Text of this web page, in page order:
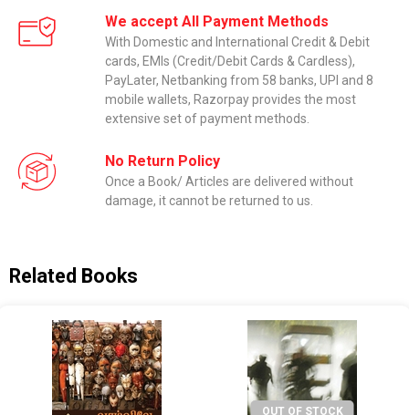
We accept All Payment Methods
With Domestic and International Credit & Debit
cards, EMIs (Credit/Debit Cards & Cardless),
PayLater, Netbanking from 58 banks, UPI and 8
mobile wallets, Razorpay provides the most
extensive set of payment methods.
No Return Policy
Once a Book/ Articles are delivered without
damage, it cannot be returned to us.
Related Books
OUT OF STOCK